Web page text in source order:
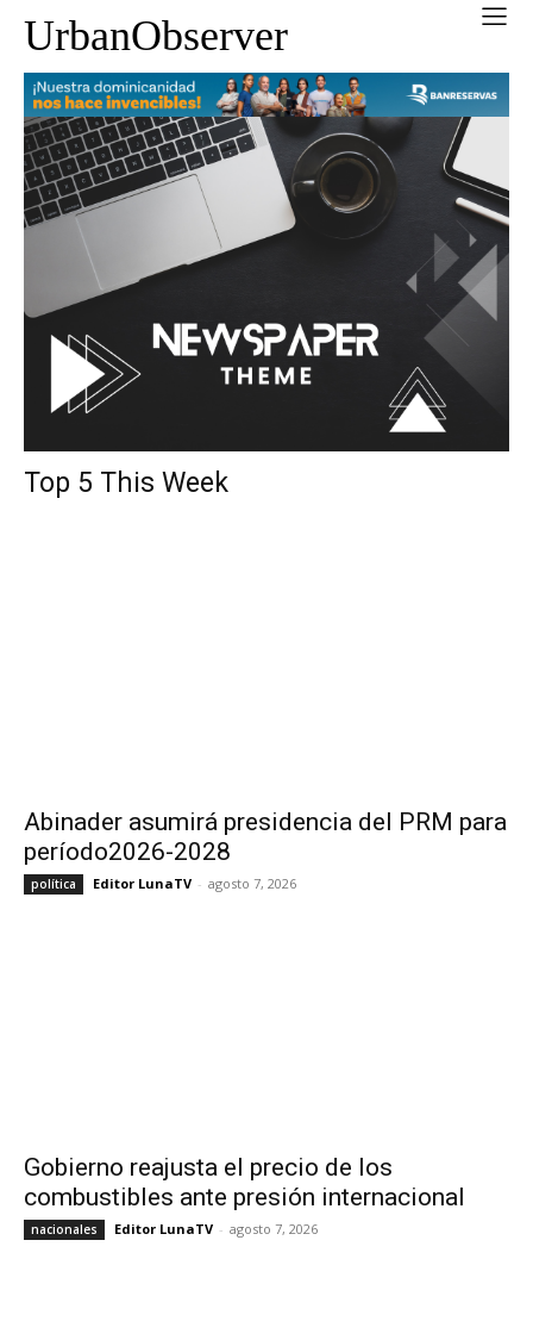
UrbanObserver
Top 5 This Week
Abinader asumirá presidencia del PRM para
período2026-2028
política Editor LunaTV - agosto 7, 2026
Gobierno reajusta el precio de los
combustibles ante presión internacional
nacionales Editor LunaTV - agosto 7, 2026